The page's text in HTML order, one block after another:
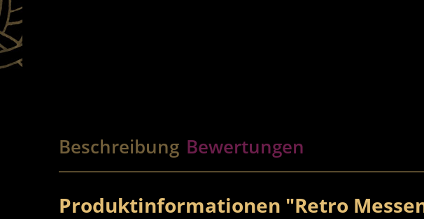
Beschreibung Bewertungen
Produktinformationen "Retro